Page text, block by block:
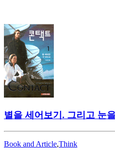
별을 세어보기. 그리고 눈
Book and Article,Think